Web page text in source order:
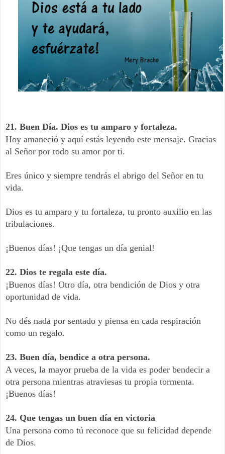
21. Buen Día. Dios es tu amparo y fortaleza.
Hoy amaneció y aquí estás leyendo este mensaje. Gracias
al Señor por todo su amor por ti.
Eres único y siempre tendrás el abrigo del Señor en tu
vida.
Dios es tu amparo y tu fortaleza, tu pronto auxilio en las
tribulaciones.
¡Buenos días! ¡Que tengas un día genial!
22. Dios te regala este día.
¡Buenos días! Otro día, otra bendición de Dios y otra
oportunidad de vida.
No dés nada por sentado y piensa en cada respiración
como un regalo.
23. Buen día, bendice a otra persona.
A veces, la mayor prueba de la vida es poder bendecir a
otra persona mientras atraviesas tu propia tormenta.
¡Buenos días!
24. Que tengas un buen día en victoria
Una persona como tú reconoce que su felicidad depende
de Dios.